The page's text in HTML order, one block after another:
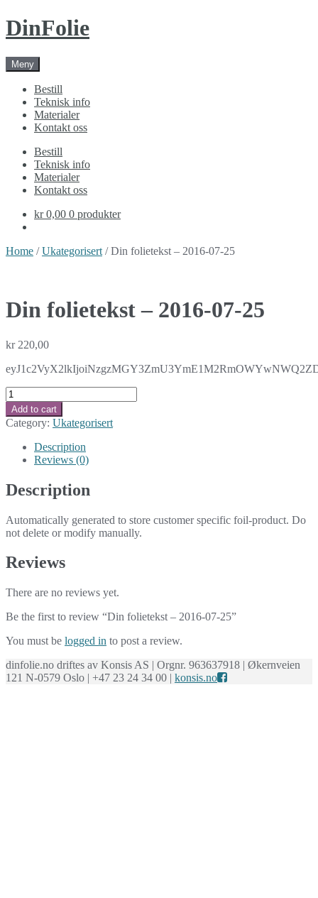
Skip
to
Skip
to
DinFolie
Meny
Bestill
Teknisk info
Materialer
Kontakt oss
Bestill
Teknisk info
Materialer
Kontakt oss
kr 0,00 0 produkter
Home /Ukategorisert / Din folietekst – 2016-07-25
Din folietekst – 2016-07-25
kr220,00
Din
folietekst
-
2016-
quantity
Add to cart
Category: Ukategorisert
Description
Reviews (0)
Description
Automatically generated to store customer specific foil-product. Do
not delete or modify manually.
Reviews
There are no reviews yet.
Be the first to review “Din folietekst – 2016-07-25”
You must be logged in to post a review.
dinfolie.no driftes av Konsis AS | Orgnr. 963637918 | Økernveien
121 N-0579 Oslo | +47 23 24 34 00 | konsis.no